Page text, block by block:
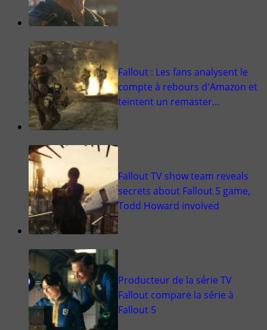
Fallout : Les fans analysent le
compte à rebours d'Amazon et
teintent un remaster…
Fallout TV show team reveals
secrets about Fallout 5 game,
Todd Howard involved
Producteur de la série TV
Fallout compare la série à
Fallout 5